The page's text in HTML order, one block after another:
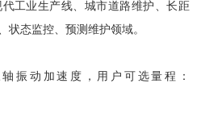
工业生产线、城市道路维护、长距
状态监控、预测维护领域。
振动加速度，用户可选量程：